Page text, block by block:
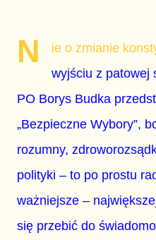
N
ie o zmianie
wyjściu z patowej
PO Borys Budka
„Bezpieczne Wybory”,
rozumny,
polityki – to po prostu
ważniejsze –
się przebić do